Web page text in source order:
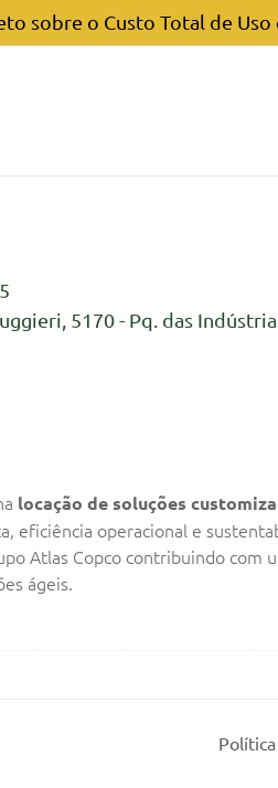
sobre o Custo Total de
5170 - Pq. das
locação de soluções
eficiência operacional e
Atlas Copco contribuindo com
ágeis.